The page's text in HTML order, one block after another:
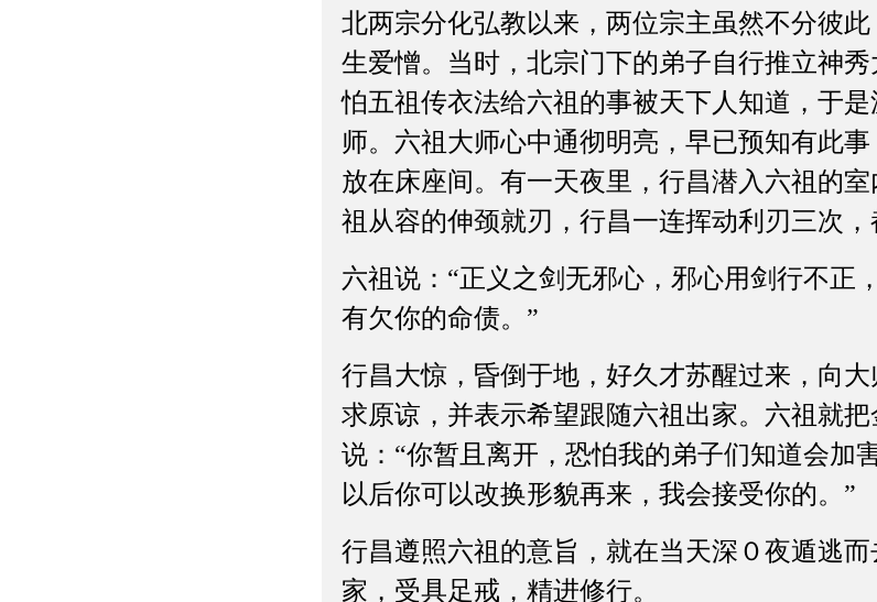
北两宗分化弘教以来，两位宗主虽然不分彼
生爱憎。当时，北宗门下的弟子自行推立神
怕五祖传衣法给六祖的事被天下人知道，于
师。六祖大师心中通彻明亮，早已预知有此
放在床座间。有一天夜里，行昌潜入六祖的
祖从容的伸颈就刃，行昌一连挥动利刃三次，
六祖说：“正义之剑无邪心，邪心用剑行不正
有欠你的命债。”
行昌大惊，昏倒于地，好久才苏醒过来，向
求原谅，并表示希望跟随六祖出家。六祖就
说：“你暂且离开，恐怕我的弟子们知道会加
以后你可以改换形貌再来，我会接受你的。”
行昌遵照六祖的意旨，就在当天深０夜遁逃
家，受具足戒，精进修行。